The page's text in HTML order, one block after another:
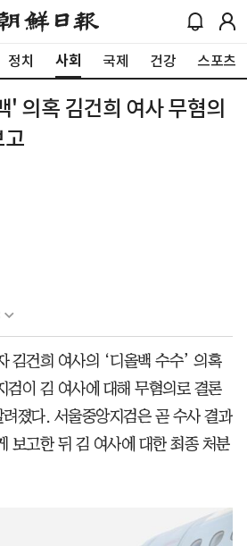
정치 사회 국제 건강 스포츠
' 의혹 김건희 여사 무혐의
김건희 여사의 ‘디올백 수수’ 의혹
검이 김 여사에 대해 무혐의로 결론
졌다. 서울중앙지검은 곧 수사 결과
보고한 뒤 김 여사에 대한 최종 처분